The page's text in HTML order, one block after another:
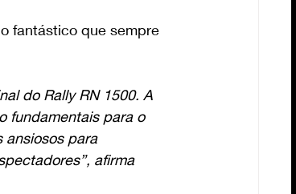
fantástico que sempre
do Rally RN 1500. A
fundamentais para o
ansiosos para
afirma